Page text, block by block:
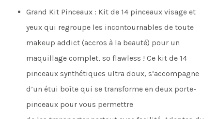
Grand Kit Pinceaux : Kit de 14 pinceaux visage et
yeux qui regroupe les incontournables de toute
makeup addict (accros à la beauté) pour un
maquillage complet, so flawless ! Ce kit de 14
pinceaux synthétiques ultra doux, s’accompagne
d’un étui boîte qui se transforme en deux porte-
pinceaux pour vous permettre